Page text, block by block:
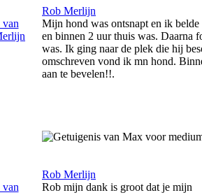
Rob Merlijn
Mijn hond was ontsnapt en ik
en binnen 2 uur thuis was. Daarna
was. Ik ging naar de plek die hij
omschreven vond ik mn hond.
aan te bevelen!!.
Rob Merlijn
Rob mijn dank is groot dat je mijn